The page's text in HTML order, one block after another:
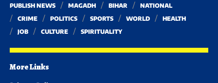
PUBLISH NEWS MAGADH BIHAR
NATIONAL
CRIME
POLITICS SPORTS WORLD
HEALTH
JOB
CULTURE SPIRITUALITY
More Links